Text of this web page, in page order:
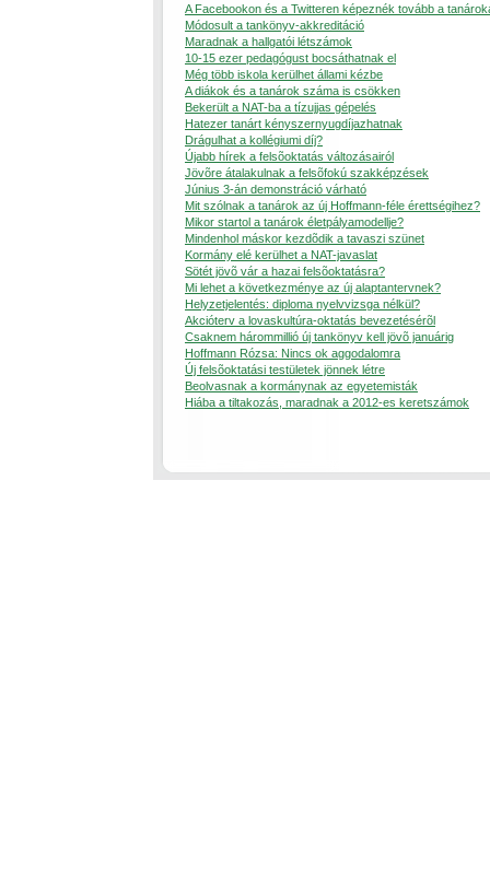
A Facebookon és a Twitteren képeznék tovább a
Módosult a tankönyv-akkreditáció
Maradnak a hallgatói létszámok
10-15 ezer pedagógust bocsáthatnak el
Még több iskola kerülhet állami kézbe
A diákok és a tanárok száma is csökken
Bekerült a NAT-ba a tízujjas gépelés
Hatezer tanárt kényszernyugdíjazhatnak
Drágulhat a kollégiumi díj?
Újabb hírek a felsõoktatás változásairól
Jövõre átalakulnak a felsõfokú szakképzések
Június 3-án demonstráció várható
Mit szólnak a tanárok az új Hoffmann-féle érettségihez?
Mikor startol a tanárok életpályamodellje?
Mindenhol máskor kezdõdik a tavaszi szünet
Kormány elé kerülhet a NAT-javaslat
Sötét jövõ vár a hazai felsõoktatásra?
Mi lehet a következménye az új alaptantervnek?
Helyzetjelentés: diploma nyelvvizsga nélkül?
Akcióterv a lovaskultúra-oktatás bevezetésérõl
Csaknem hárommillió új tankönyv kell jövõ januárig
Hoffmann Rózsa: Nincs ok aggodalomra
Új felsõoktatási testületek jönnek létre
Beolvasnak a kormánynak az egyetemisták
Hiába a tiltakozás, maradnak a 2012-es keretszámok